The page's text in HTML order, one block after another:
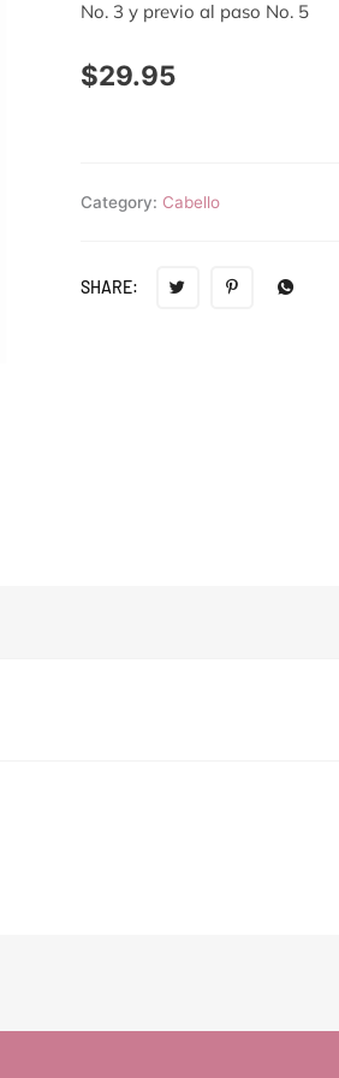
No. 3 y previo al paso No. 5
$29.95
Category: Cabello
SHARE: